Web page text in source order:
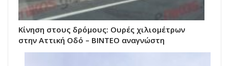
Κίνηση στους δρόμους: Ουρές χιλιομέτρων
στην Αττική Οδό – ΒΙΝΤΕΟ αναγνώστη